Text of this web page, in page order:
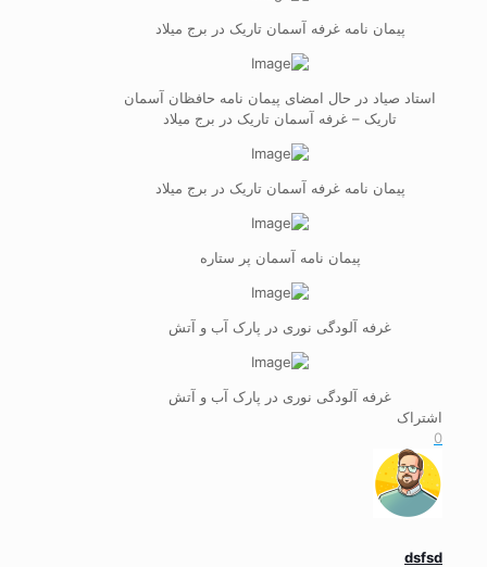
پیمان نامه غرفه آسمان تاریک در برج میلاد
استاد صیاد در حال امضای پیمان نامه حافظان آسمان
تاریک – غرفه آسمان تاریک در برج میلاد
پیمان نامه غرفه آسمان تاریک در برج میلاد
پیمان نامه آسمان پر ستاره
غرفه آلودگی نوری در پارک آب و آتش
غرفه آلودگی نوری در پارک آب و آتش
اشتراک
0
dsfsd